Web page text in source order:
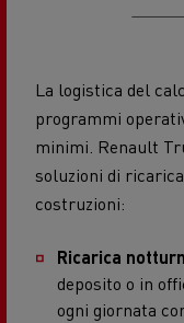
La logistica del
programmi
minimi. Renault
soluzioni di
costruzioni:
Ricarica
deposito o in
ogni giornata